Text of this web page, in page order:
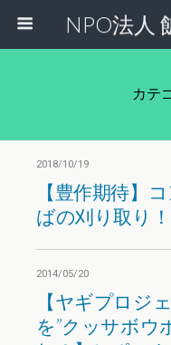
カテ
2018/10/19
【豊作期待】
ばの刈り取り！
2014/05/20
【ヤギプロジ
を”クッサボウ